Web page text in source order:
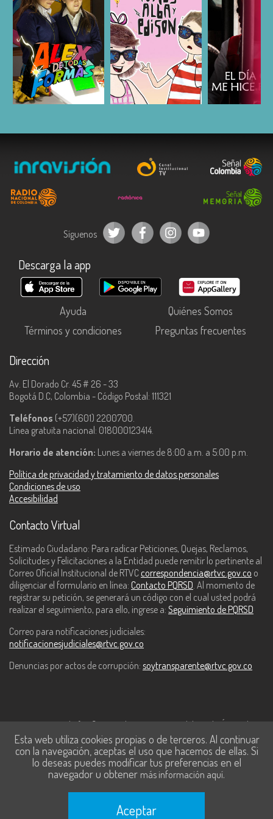
ESCUCHAR ESCUCHAR
Síguenos
Descarga la app
Ayuda
Quiénes Somos
Términos y condiciones
Preguntas frecuentes
Dirección
Av. El Dorado Cr. 45 # 26 - 33
Bogotá D.C, Colombia - Código Postal: 111321
Teléfonos (+57)(601) 2200700.
Línea gratuita nacional: 018000123414.
Horario de atención: Lunes a viernes de 8:00 a.m. a 5:00 p.m.
Política de privacidad y tratamiento de datos personales
Condiciones de uso
Accesibilidad
Contacto Virtual
Estimado Ciudadano: Para radicar Peticiones, Quejas, Reclamos,
Solicitudes y Felicitaciones a la Entidad puede remitir lo pertinente al
Correo Oficial Institucional de RTVC correspondencia@rtvc.gov.co o
diligenciar el formulario en línea: Contacto PQRSD. Al momento de
registrar su petición, se generará un código con el cual usted podrá
realizar el seguimiento, para ello, ingrese a: Seguimiento de PQRSD
Correo para notificaciones judiciales:
notificacionesjudiciales@rtvc.gov.co
Denuncias por actos de corrupción: soytransparente@rtvc.gov.co
Este contenido fue financiado con recursos del Fondo Único de
Tecnologías de la Información y las Comunicaciones de MinTic.
Esta web utiliza cookies propias o de terceros. Al continuar
con la navegación, aceptas el uso que hacemos de ellas. Si
lo deseas puedes modificar tus preferencias en el
navegador u obtener más información aquí.
Aceptar